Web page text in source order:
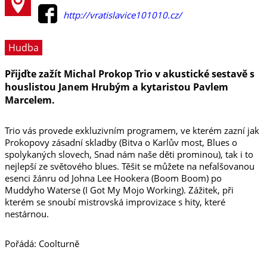
http://vratislavice101010.cz/
Hudba
Přijďte zažít Michal Prokop Trio v akustické sestavě s
houslistou Janem Hrubým a kytaristou Pavlem
Marcelem.
Trio vás provede exkluzivním programem, ve kterém zazní jak
Prokopovy zásadní skladby (Bitva o Karlův most, Blues o
spolykaných slovech, Snad nám naše děti prominou), tak i to
nejlepší ze světového blues. Těšit se můžete na nefalšovanou
esenci žánru od Johna Lee Hookera (Boom Boom) po
Muddyho Waterse (I Got My Mojo Working). Zážitek, při
kterém se snoubí mistrovská improvizace s hity, které
nestárnou.
Pořádá: Coolturně